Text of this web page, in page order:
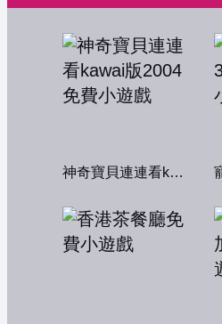
神奇寶貝連連看kawai版2004